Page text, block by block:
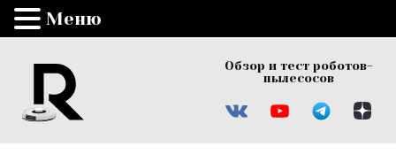
Обзор и тест роботов-
пылесосов
Меню